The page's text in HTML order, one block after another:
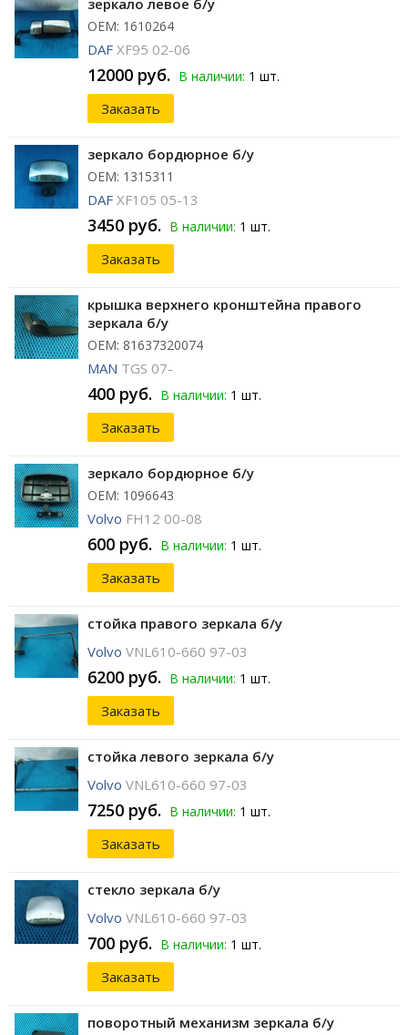
зеркало левое б/у
ОЕМ: 1610264
DAF XF95 02-06
12000 руб. В наличии: 1 шт.
Заказать
зеркало бордюрное б/у
ОЕМ: 1315311
DAF XF105 05-13
3450 руб. В наличии: 1 шт.
Заказать
крышка верхнего кронштейна правого
зеркала б/у
ОЕМ: 81637320074
MAN TGS 07-
400 руб. В наличии: 1 шт.
Заказать
зеркало бордюрное б/у
ОЕМ: 1096643
Volvo FH12 00-08
600 руб. В наличии: 1 шт.
Заказать
стойка правого зеркала б/у
Volvo VNL610-660 97-03
6200 руб. В наличии: 1 шт.
Заказать
стойка левого зеркала б/у
Volvo VNL610-660 97-03
7250 руб. В наличии: 1 шт.
Заказать
стекло зеркала б/у
Volvo VNL610-660 97-03
700 руб. В наличии: 1 шт.
Заказать
поворотный механизм зеркала б/у